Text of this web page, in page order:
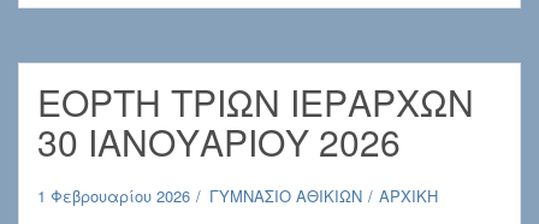
ΕΟΡΤΗ ΤΡΙΩΝ ΙΕΡΑΡΧΩΝ
30 ΙΑΝΟΥΑΡΙΟΥ 2026
1 Φεβρουαρίου 2026 ΓΥΜΝΑΣΙΟ ΑΘΙΚΙΩΝ ΑΡΧΙΚΗ